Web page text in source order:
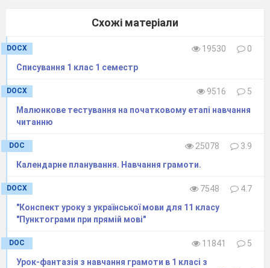
Схожі матеріали
DOCX 19530
0
Списування 1 клас 1 семестр
DOCX 9516
5
Малюнкове тестування на початковому етапі навчання
читанню
DOC 25078
3.9
Календарне планування. Навчання грамоти.
DOCX 7548
4.7
"Конспект уроку з української мови для 11 класу
"Пунктограми при прямій мові"
DOC 11841
5
Урок-фантазія з навчання грамоти в 1 класі з